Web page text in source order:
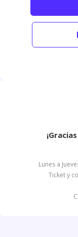
Lunes a
Ticket y